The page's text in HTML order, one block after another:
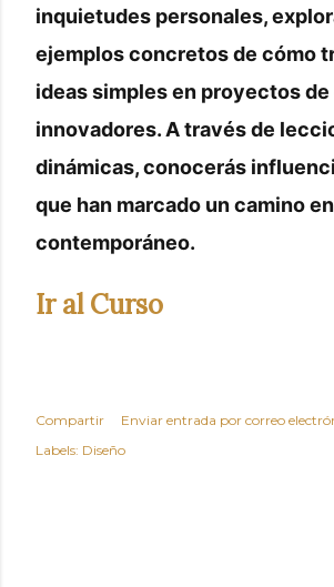
inquietudes personales,
ejemplos concretos de cómo
ideas simples en proyectos
innovadores. A través de
dinámicas, conocerás
que han marcado un camino
contemporáneo.
Ir al Curso
Compartir
Enviar entrada por correo
Labels: Diseño